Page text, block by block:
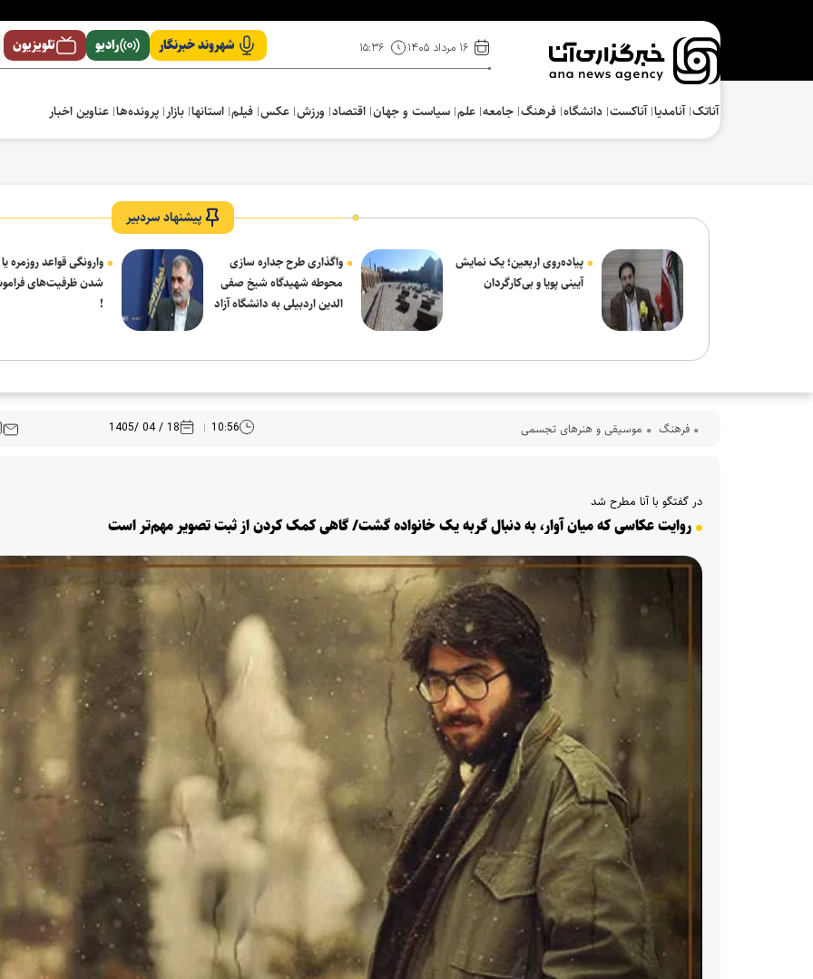
۱۶ مرداد ۱۴۰۵ ۱۵:۳۶ شهروند خبرنگار رادیو تلویزیون
آناتک آنامدیا آناکست دانشگاه فرهنگ‌ جامعه علم سیاست و جهان اقتصاد ورزش عکس فیلم استانها بازار پرونده‌ها عناوین اخبار
پیشنهاد سردبیر
پیاده‌روی اربعین؛ یک نمایش
آیینی پویا و بی‌کارگردان
واگذاری طرح جداره سازی
محوطه شهیدگاه شیخ صفی
الدین اردبیلی به دانشگاه آزاد
وارونگی قواعد روزمره
شدن ظرفیت‌های
!
فرهنگ‌ موسیقی و هنرهای تجسمی 10:56
18 / 04 /1405
در گفتگو با آنا مطرح شد
روایت عکاسی که میان آوار، به دنبال گربه یک خانواده گشت/ گاهی کمک کردن از ثبت تصویر مهم‌تر است